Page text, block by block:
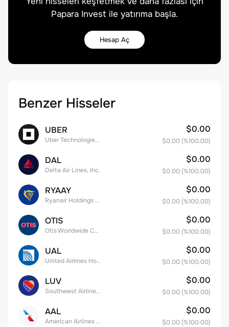
Papara Invest ile yatırıma başla.
Hesap Aç
Benzer Hisseler
UBER
Uber Technologies, Inc.
$0.00
$0.00 (%100.00)
DAL
Delta Air Lines, Inc.
$0.00
$0.00 (%100.00)
RYAAY
Ryanair Holdings plc American Depositary Shares
$0.00
$0.00 (%100.00)
OTIS
Otis Worldwide Corporation
$0.00
$0.00 (%100.00)
UAL
United Airlines Holdings, Inc. Common Stock
$0.00
$0.00 (%100.00)
LUV
Southwest Airlines Co.
$0.00
$0.00 (%100.00)
AAL
American Airlines Group Inc.
$0.00
$0.00 (%100.00)